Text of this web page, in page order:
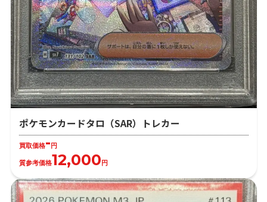
ポケモンカードタロ（SAR）トレカー
買取価格-円
質参考価格12,000円